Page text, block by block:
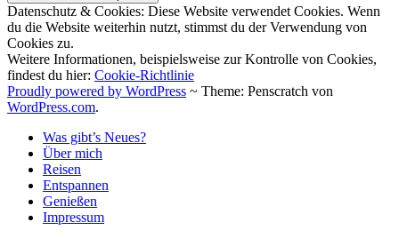
Datenschutz & Cookies: Diese Website verwendet Cookies. Wenn
du die Website weiterhin nutzt, stimmst du der Verwendung von
Cookies zu.
Weitere Informationen, beispielsweise zur Kontrolle von Cookies,
findest du hier: Cookie-Richtlinie
Proudly powered by WordPress ~ Theme: Penscratch von
WordPress.com.
Was gibt’s Neues?
Über mich
Reisen
Entspannen
Genießen
Impressum